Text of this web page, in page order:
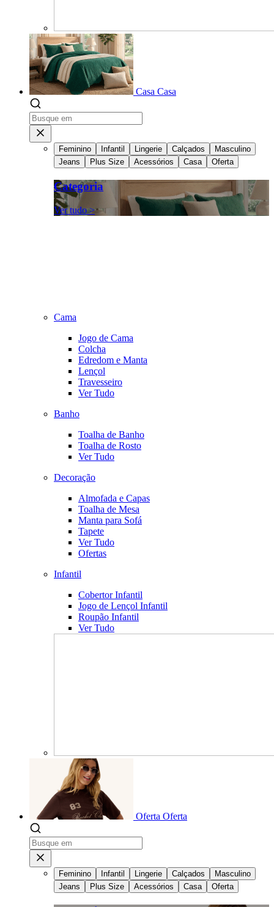
Casa Casa
Feminino Infantil Lingerie Calçados
Masculino
Jeans
Plus Size Acessórios Casa Oferta
Categoria
Ver tudo >
Cama
Jogo de Cama
Colcha
Edredom e Manta
Lençol
Travesseiro
Ver Tudo
Banho
Toalha de Banho
Toalha de Rosto
Ver Tudo
Decoração
Almofada e Capas
Toalha de Mesa
Manta para Sofá
Tapete
Ver Tudo
Ofertas
Infantil
Cobertor Infantil
Jogo de Lençol Infantil
Roupão Infantil
Ver Tudo
Oferta Oferta
Feminino Infantil Lingerie Calçados
Masculino
Jeans
Plus Size Acessórios Casa Oferta